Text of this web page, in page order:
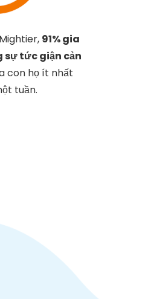
91% gia
sự tức giận cản
con họ ít nhất
tuần.